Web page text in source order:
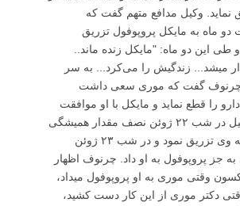
نماید. وکیل مدافع متهم گفت که
ماه به مایکل پروپوفول تزریق
این دو ماه: "مایکل زنده ماند..
میشد... زندگیش را می‌کرد... به سر
گفت که موری سعی داشت
را قطع نماید و مایکل با او موافقت
کرد به همین دلیل در شب ۲۲ ژوئن نصف مقدار همیشگی
از این دارو را به وی تزریق نمود و در شب ۲۳ ژوئن
جز پروپوفول به او داد. چرنوف اظهار
وقتی موری به او پروپوفول میداد،
دکتر موری از این کار دست کشید،